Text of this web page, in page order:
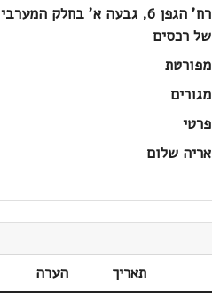
רח' הגפן 6, גבעה א' בחלק המערבי
של רכסים
מפורטת
מגורים
פרטי
אריה שלום
תאריך
הערה